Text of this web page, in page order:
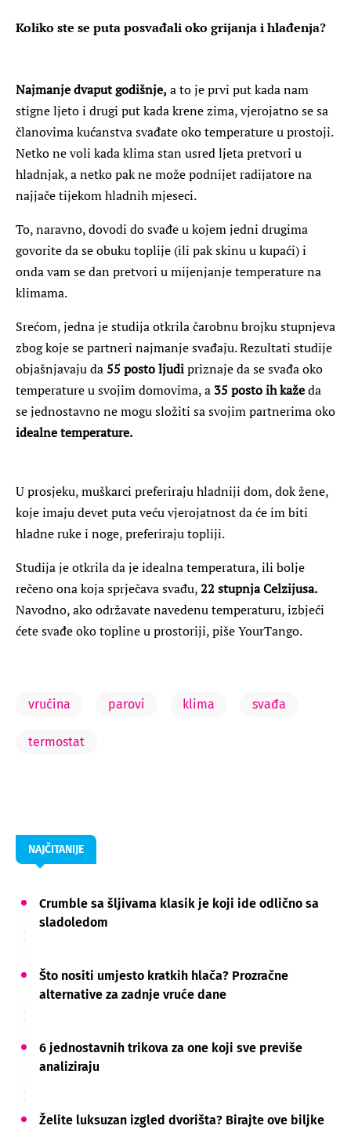
Koliko ste se puta posvađali oko grijanja i hlađenja?
Najmanje dvaput godišnje, a to je prvi put kada nam
stigne ljeto i drugi put kada krene zima, vjerojatno se sa
članovima kućanstva svađate oko temperature u prostoji.
Netko ne voli kada klima stan usred ljeta pretvori u
hladnjak, a netko pak ne može podnijet radijatore na
najjače tijekom hladnih mjeseci.
To, naravno, dovodi do svađe u kojem jedni drugima
govorite da se obuku toplije (ili pak skinu u kupaći) i
onda vam se dan pretvori u mijenjanje temperature na
klimama.
Srećom, jedna je studija otkrila čarobnu brojku stupnjeva
zbog koje se partneri najmanje svađaju. Rezultati studije
objašnjavaju da 55 posto ljudipriznaje da se svađa oko
temperature u svojim domovima, a 35 posto ih kažeda
se jednostavno ne mogu složiti sa svojim partnerima oko
idealne temperature.
U prosjeku, muškarci preferiraju hladniji dom, dok žene,
koje imaju devet puta veću vjerojatnost da će im biti
hladne ruke i noge, preferiraju topliji.
Studija je otkrila da je idealna temperatura, ili bolje
rečeno ona koja sprječava svađu,22 stupnja Celzijusa.
Navodno, ako održavate navedenu temperaturu, izbjeći
ćete svađe oko topline u prostoriji, piše YourTango.
vrućina parovi klima svađa
termostat
NAJČITANIJE
Crumble sa šljivama klasik je koji ide odlično sa
sladoledom
Što nositi umjesto kratkih hlača? Prozračne
alternative za zadnje vruće dane
6 jednostavnih trikova za one koji sve previše
analiziraju
Želite luksuzan izgled dvorišta? Birajte ove biljke